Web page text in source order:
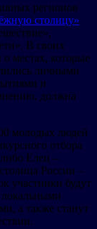
регионов
столицу»
В своих
местах, которые
личными
и
должна
молодых людей
отбора
Елец –
России –
участники будут
локальными
а также станут